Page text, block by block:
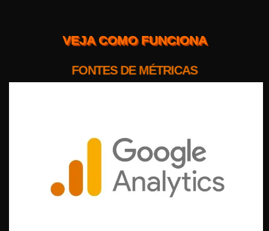
VEJA COMO FUNCIONA
FONTES DE MÉTRICAS